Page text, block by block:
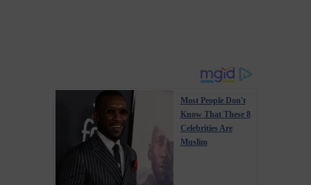
Most People Don't
Know That These 8
Celebrities Are
Muslim